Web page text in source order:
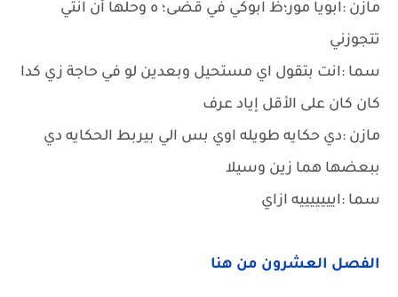
مازن :ابويا مور؛ظ ابوكي في قضى؛ ه وحلها أن انتي
تتجوزني
سما :انت بتقول اي مستحيل وبعدين لو في حاجة زي كدا
كان كان على الأقل إياد عرف
مازن :دي حكايه طويله اوي بس الي بيربط الحكايه دي
ببعضها هما زين وسيلا
سما :ايييييييه ازاي
الفصل العشرون من هنا